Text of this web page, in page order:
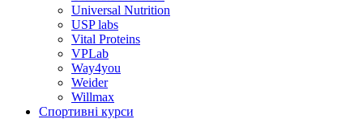
Universal Nutrition
USP labs
Vital Proteins
VPLab
Way4you
Weider
Willmax
Спортивні курси